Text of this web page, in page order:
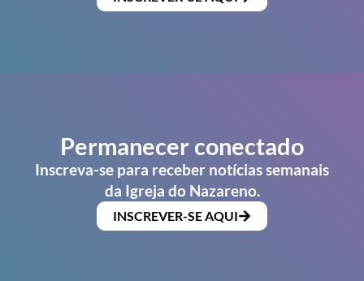
Permanecer conectado
Inscreva-se para receber notícias semanais
da Igreja do Nazareno.
INSCREVER-SE AQUI